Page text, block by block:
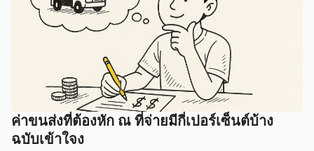
ค่าขนส่งที่ต้องหัก ณ ที่จ่ายมีกี่เปอร์เซ็นต์บ้าง
ฉบับเข้าใจง